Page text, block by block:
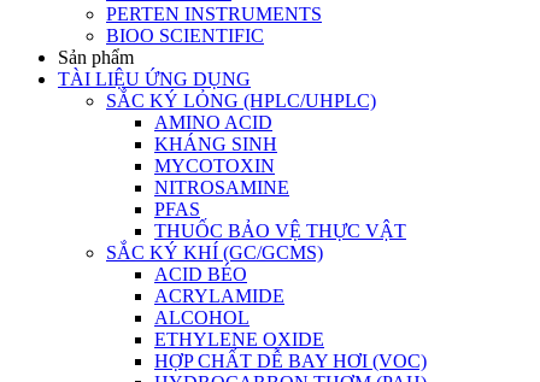
PERTEN INSTRUMENTS
BIOO SCIENTIFIC
Sản phẩm
TÀI LIỆU ỨNG DỤNG
SẮC KÝ LỎNG (HPLC/UHPLC)
AMINO ACID
KHÁNG SINH
MYCOTOXIN
NITROSAMINE
PFAS
THUỐC BẢO VỆ THỰC VẬT
SẮC KÝ KHÍ (GC/GCMS)
ACID BÉO
ACRYLAMIDE
ALCOHOL
ETHYLENE OXIDE
HỢP CHẤT DỄ BAY HƠI (VOC)